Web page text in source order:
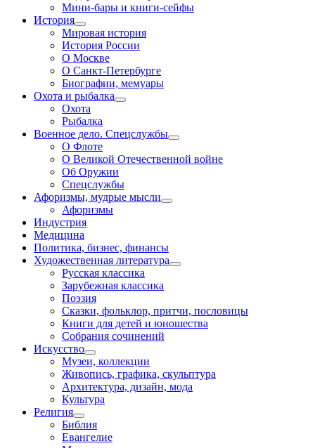
Мини-бары и книги-сейфы
История
Мировая история
История России
О Москве
О Санкт-Петербурге
Биографии, мемуары
Охота и рыбалка
Охота
Рыбалка
Военное дело. Спецслужбы
О Флоте
О Великой Отечественной войне
Об Оружии
Спецслужбы
Афоризмы, мудрые мысли
Афоризмы
Индустрия
Медицина
Политика, бизнес, финансы
Художественная литература
Русская классика
Зарубежная классика
Поэзия
Сказки, фольклор, притчи, пословицы
Книги для детей и юношества
Собрания сочинений
Искусство
Музеи, коллекции
Живопись, графика, скульптура
Архитектура, дизайн, мода
Культура
Религия
Библия
Евангелие